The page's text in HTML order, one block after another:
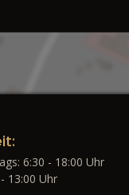
6:30 - 18:00 Uhr
13:00 Uhr